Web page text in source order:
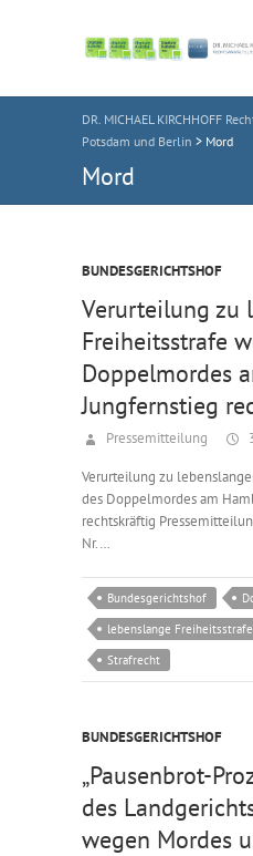
DR. MICHAEL KIRCHHOFF
Potsdam und Berlin > Mord
Mord
BUNDESGERICHTSHOF
Verurteilung zu
Freiheitsstrafe
Doppelmordes
Jungfernstieg
Pressemitteilung
Verurteilung zu
des Doppelmordes am
rechtskräftig
Nr.…
Bundesgerichtshof
lebenslange Freiheitsstrafe
Strafrecht
BUNDESGERICHTSHOF
„Pausenbrot-
des
wegen Mordes